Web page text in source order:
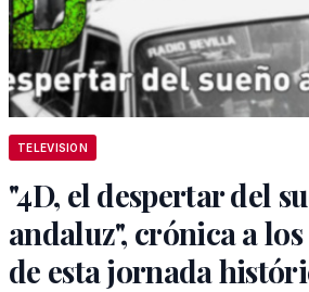
TELEVISION
"4D, el despertar del
andaluz", crónica a
de esta jornada